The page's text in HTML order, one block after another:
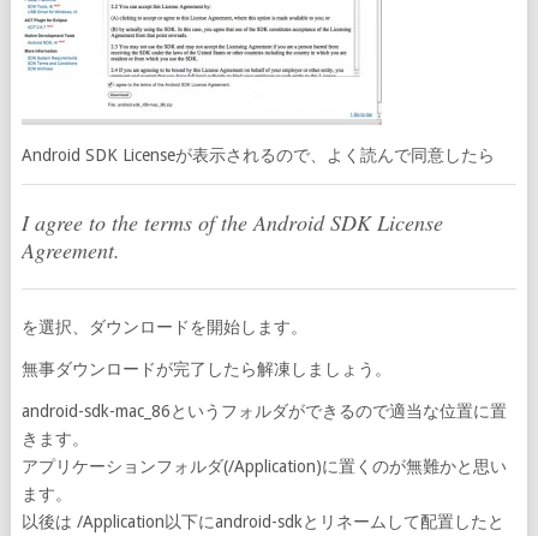
Android SDK Licenseが表示されるので、よく読んで同意したら
I agree to the terms of the Android SDK License
Agreement.
を選択、ダウンロードを開始します。
無事ダウンロードが完了したら解凍しましょう。
android-sdk-mac_86というフォルダができるので適当な位置に置
きます。
アプリケーションフォルダ(/Application)に置くのが無難かと思い
ます。
以後は /Application以下にandroid-sdkとリネームして配置したと